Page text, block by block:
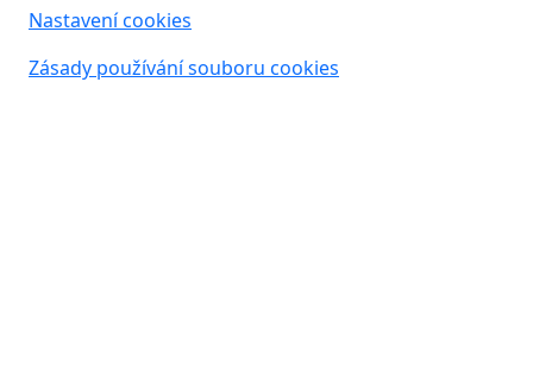
Nastavení cookies
Zásady používání souboru cookies